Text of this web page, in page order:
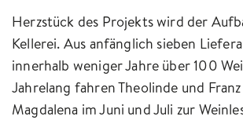
Herzstück des Projekts wird der
Kellerei. Aus anfänglich sieben
innerhalb weniger Jahre über 100
Jahrelang fahren Theolinde und
Magdalena im Juni und Juli zur